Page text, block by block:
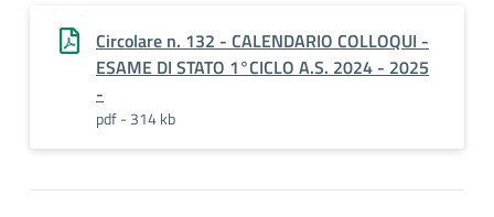
Circolare n. 132 - CALENDARIO COLLOQUI -
ESAME DI STATO 1°CICLO A.S. 2024 - 2025
-
pdf - 314 kb